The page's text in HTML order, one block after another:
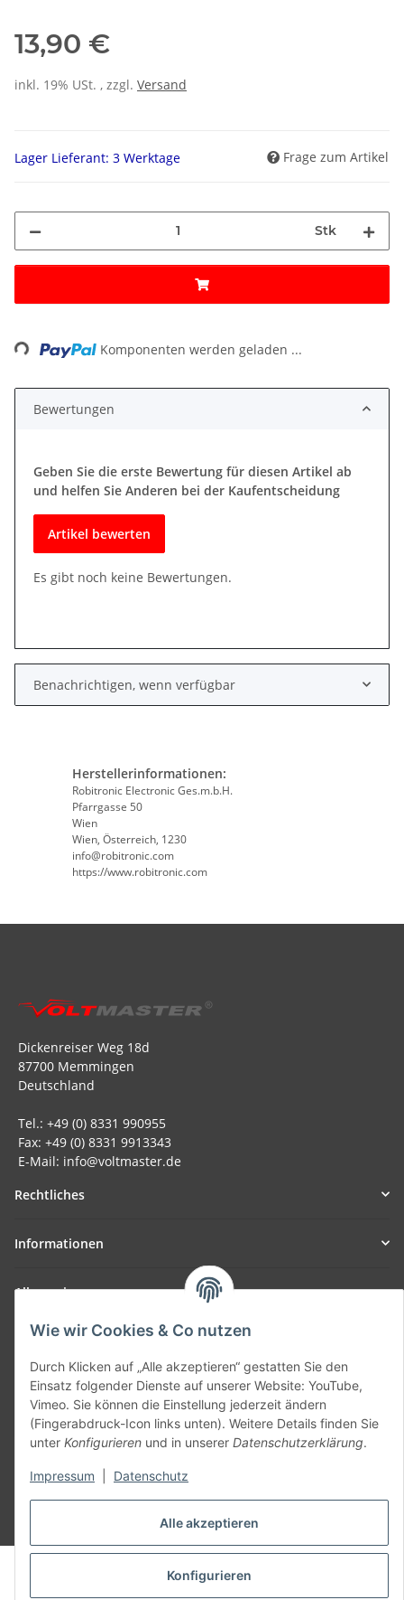
Alle akzeptieren
Konfigurieren
Wie wir Cookies & Co nutzen
Durch Klicken auf „Alle akzeptieren“ gestatten Sie den
Einsatz folgender Dienste auf unserer Website: YouTube,
Vimeo. Sie können die Einstellung jederzeit ändern
(Fingerabdruck-Icon links unten). Weitere Details finden Sie
unter Konfigurieren und in unserer Datenschutzerklärung.
Impressum Datenschutz
13,90 €
inkl. 19% USt. , zzgl. Versand
Lager Lieferant: 3 Werktage Frage zum Artikel
Stk
Komponenten werden geladen ...
Bewertungen
Geben Sie die erste Bewertung für diesen Artikel ab
und helfen Sie Anderen bei der Kaufentscheidung
Artikel bewerten
Es gibt noch keine Bewertungen.
Benachrichtigen, wenn verfügbar
Herstellerinformationen:
Robitronic Electronic Ges.m.b.H.
Pfarrgasse 50
Wien
Wien, Österreich, 1230
info@robitronic.com
https://www.robitronic.com
Dickenreiser Weg 18d
87700 Memmingen
Deutschland
Tel.: +49 (0) 8331 990955
Fax: +49 (0) 8331 9913343
E-Mail: info@voltmaster.de
Rechtliches
Informationen
Allgemein
Teil unseres Netzwerks:
SmoliTec - Safety. Simplified. Worldwide. ( B2B Shop )
Vertrag widerrufen
* Alle Preise inkl. gesetzlicher USt., zzgl.Versand
© voltmaster.de
Powered byJTL-Shop